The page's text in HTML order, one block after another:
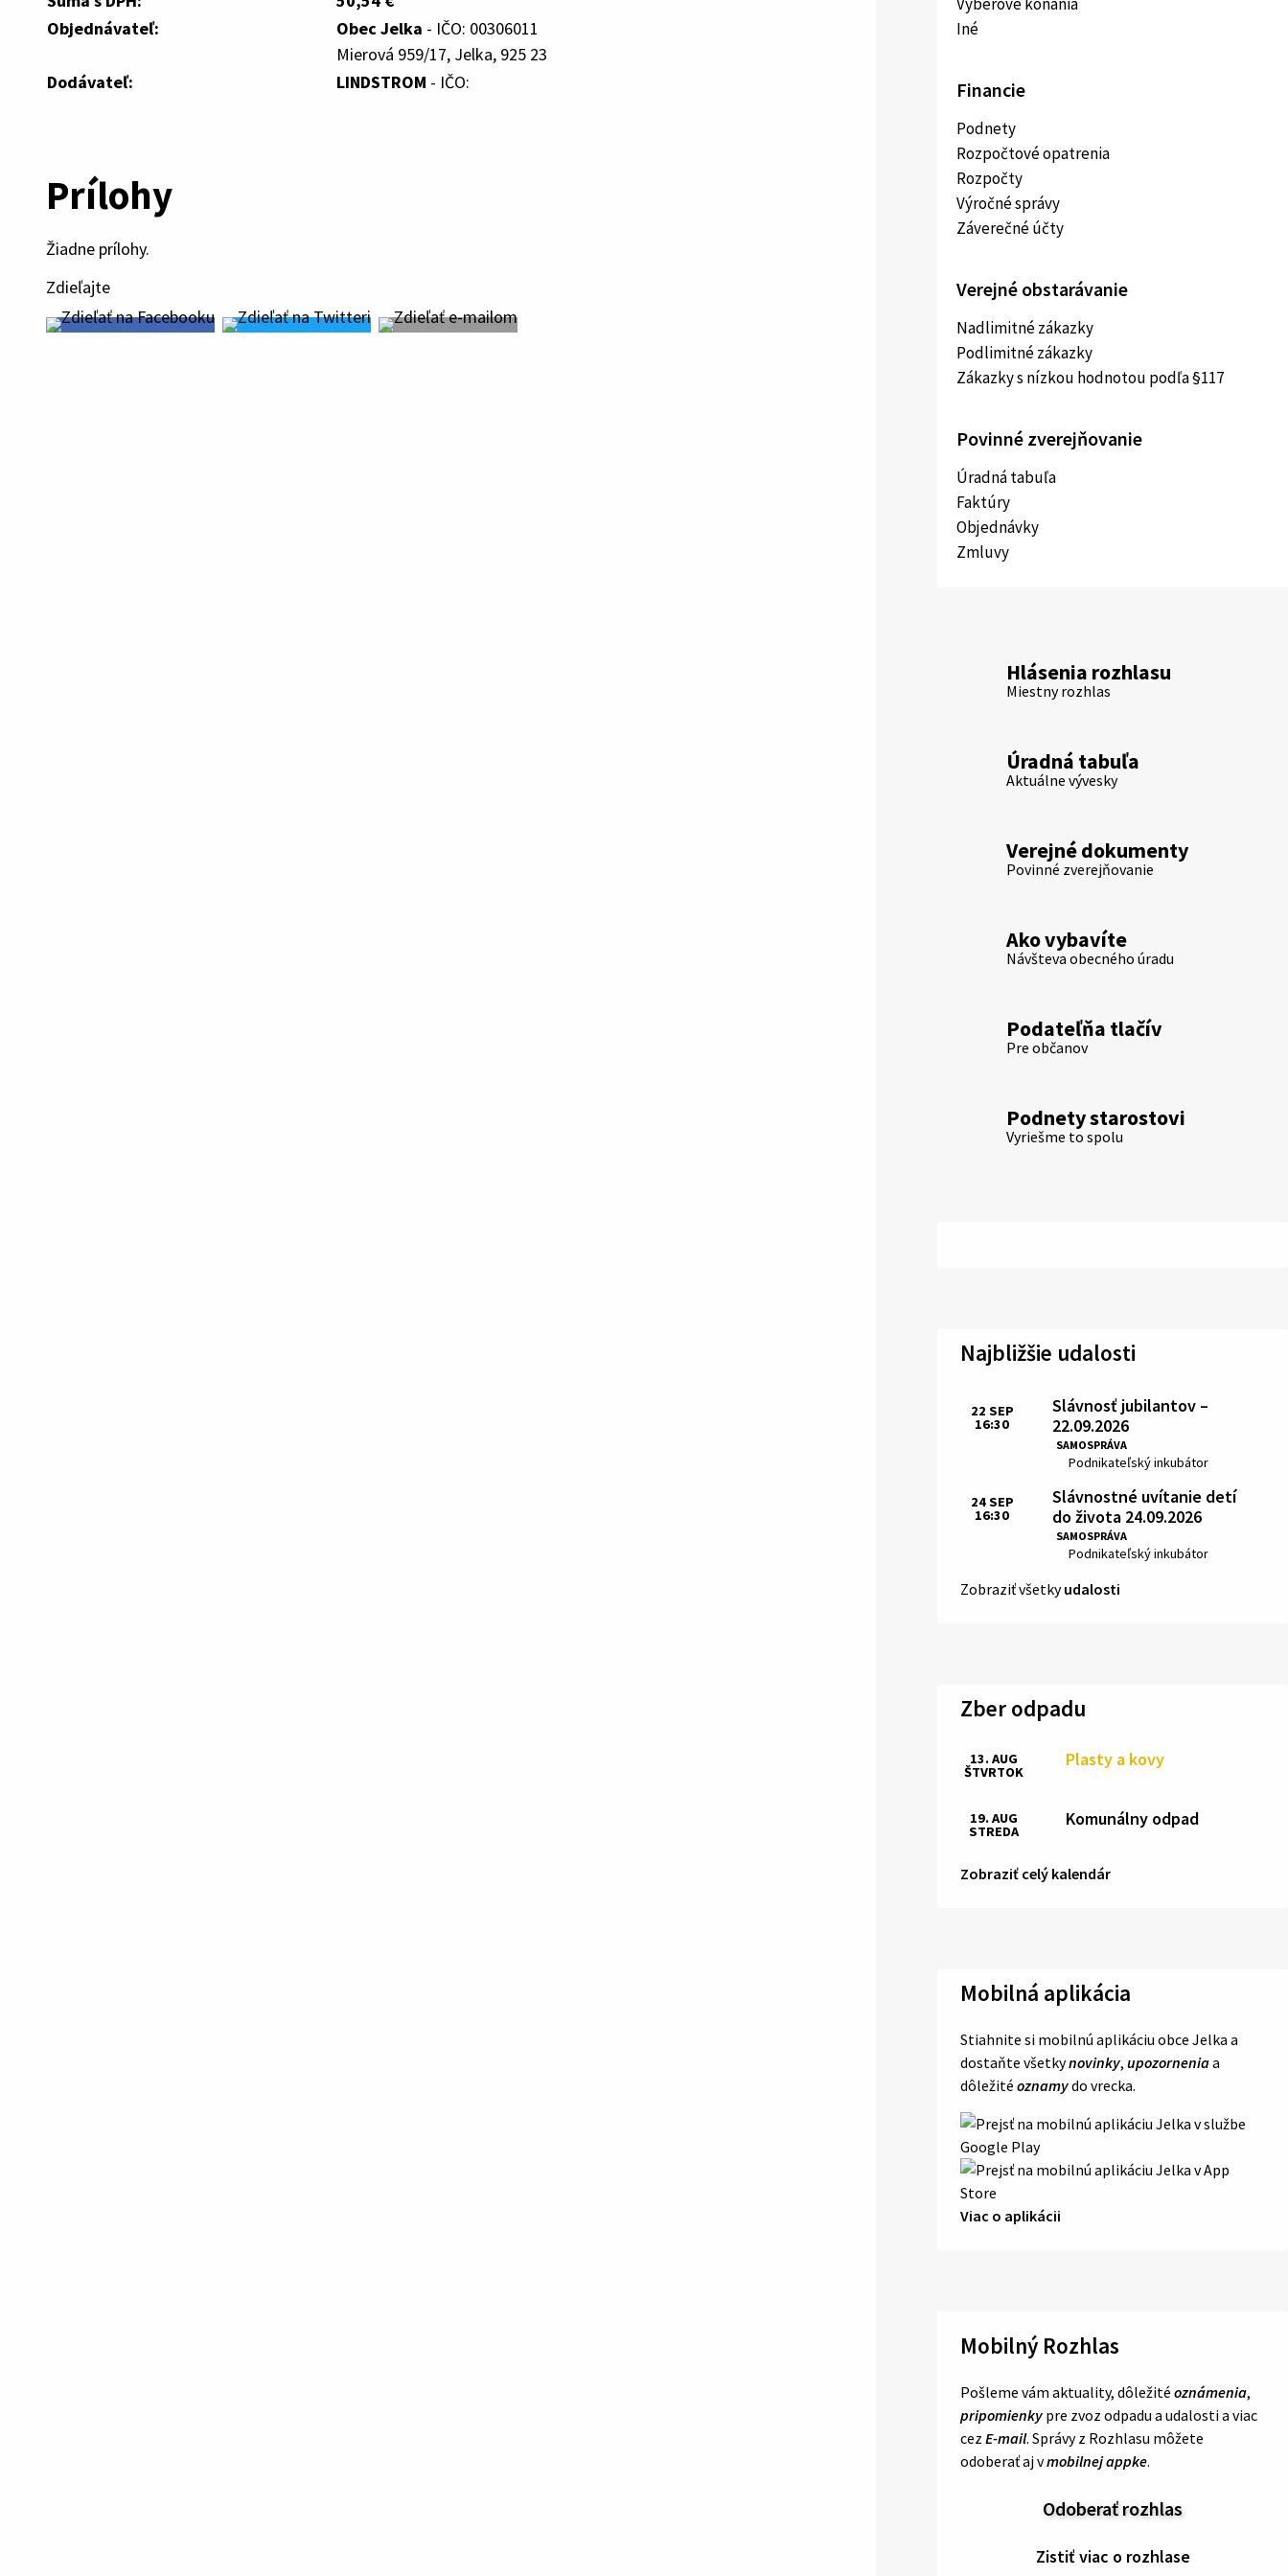
Objednávateľ:
Obec Jelka - IČO: 00306011
Mierová 959/17, Jelka, 925 23
Dodávateľ:
LINDSTROM - IČO:
Prílohy
Žiadne prílohy.
Zdieľajte
Iné
Financie
Podnety
Rozpočtové opatrenia
Rozpočty
Výročné správy
Záverečné účty
Verejné obstarávanie
Nadlimitné zákazky
Podlimitné zákazky
Zákazky s nízkou hodnotou podľa §117
Povinné zverejňovanie
Úradná tabuľa
Faktúry
Objednávky
Zmluvy
Hlásenia rozhlasu
Miestny rozhlas
Úradná tabuľa
Aktuálne vývesky
Verejné dokumenty
Povinné zverejňovanie
Ako vybavíte
Návšteva obecného úradu
Podateľňa tlačív
Pre občanov
Podnety starostovi
Vyriešme to spolu
Najbližšie udalosti
Slávnosť jubilantov –
22.09.2026
SAMOSPRÁVA
Miesto:
Podnikateľský inkubátor
Čas:
22 SEP
16:30
Slávnostné uvítanie detí
do života 24.09.2026
SAMOSPRÁVA
Miesto:
Podnikateľský inkubátor
Čas:
24SEP
16:30
Zobraziť všetkyudalosti
Zber odpadu
Plasty a kovy
13. AUG
ŠTVRTOK
Komunálny odpad
19. AUG
STREDA
Zobraziť celý kalendár
Mobilná aplikácia
Stiahnite si mobilnú aplikáciu obce Jelka a
dostaňte všetkynovinky, upozorneniaa
dôležité oznamydo vrecka.
Viac o aplikácii
Mobilný Rozhlas
Pošleme vám aktuality, dôležité oznámenia,
pripomienky pre zvoz odpadu a udalosti a viac
cez E-mail. Správy z Rozhlasu môžete
odoberať aj vmobilnej appke.
Odoberať rozhlas
Zistiť viac o rozhlase